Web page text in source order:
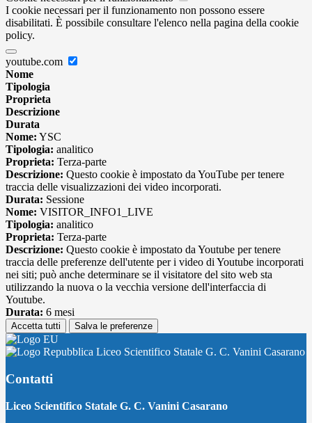
I cookie necessari per il funzionamento non possono essere
disabilitati. È possibile consultare l'elenco nella pagina della cookie
policy.
youtube.com
Nome
Tipologia
Proprieta
Descrizione
Durata
Nome: YSC
Tipologia: analitico
Proprieta: Terza-parte
Descrizione: Questo cookie è impostato da YouTube per tenere
traccia delle visualizzazioni dei video incorporati.
Durata: Sessione
Nome: VISITOR_INFO1_LIVE
Tipologia: analitico
Proprieta: Terza-parte
Descrizione: Questo cookie è impostato da Youtube per tenere
traccia delle preferenze dell'utente per i video di Youtube incorporati
nei siti; può anche determinare se il visitatore del sito web sta
utilizzando la nuova o la vecchia versione dell'interfaccia di
Youtube.
Durata: 6 mesi
Accetta tutti Salva le preferenze
Liceo Scientifico Statale G. C. Vanini Casarano
Contatti
Liceo Scientifico Statale G. C. Vanini Casarano